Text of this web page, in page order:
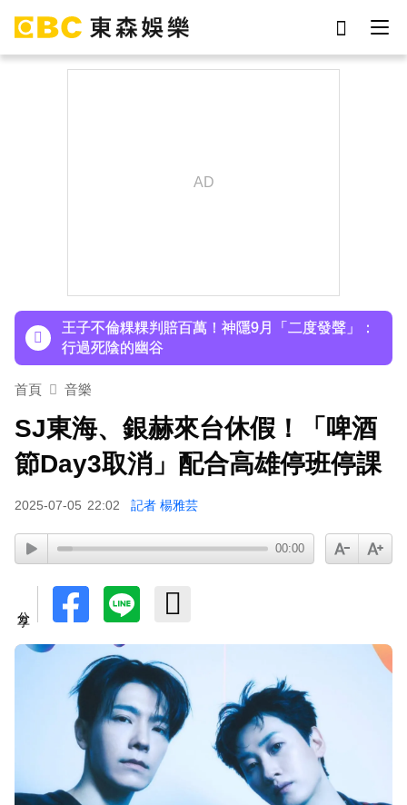
三傳聞」：你在講三小？
王子不倫粿粿判賠百萬！神隱9月「二度發聲」：
行過死陰的幽谷
下載東森App，隨時掌握天下大小事！
小24歲女友背景遭起底！姜厚任12點聲明「駁小
三傳聞」：你在講三小？
首頁 音樂
SJ東海、銀赫來台休假！「啤酒
節Day3取消」配合高雄停班停課
2025-07-05 22:02 記者 楊雅芸
00:00